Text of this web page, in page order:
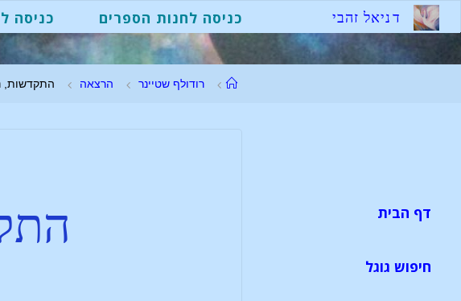
דניאל זהבי כניסה לחנות הספרים כניסה
רודולף שטיינר הרצאה התקדשות,
דף הבית
חיפוש גוגל